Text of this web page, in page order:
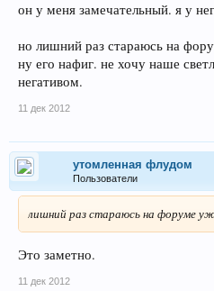
он у меня замечательный. я у
но лишний раз стараюсь на
ну его нафиг. не хочу наше
негативом.
11 дек 2012
утомленная флудом
Пользователи
лишний раз стараюсь на форуме
Это заметно.
11 дек 2012